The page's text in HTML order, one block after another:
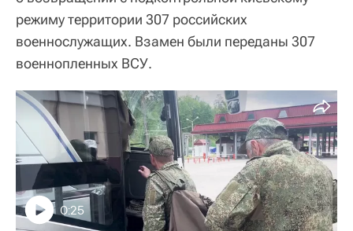
режиму территории 307 российских
военнослужащих. Взамен были переданы 307
военнопленных ВСУ.
0:25